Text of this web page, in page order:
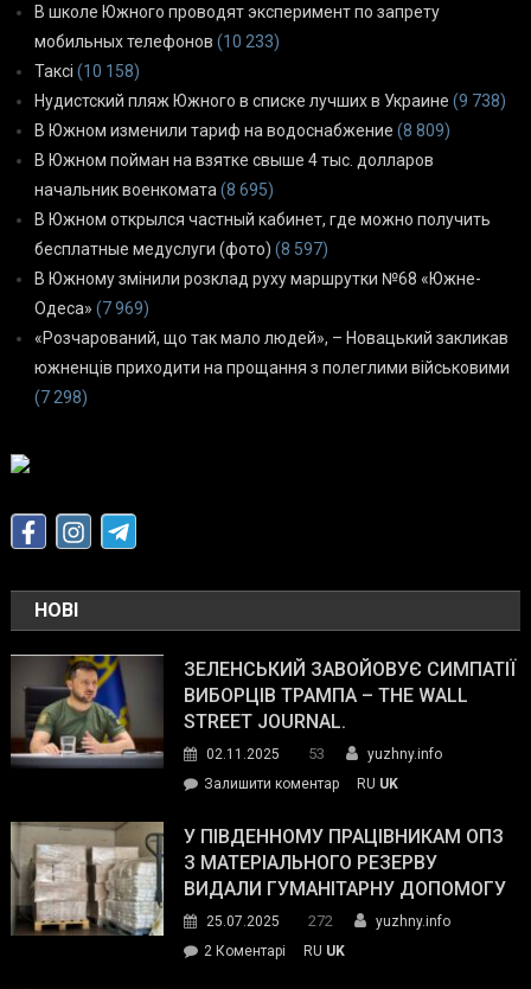
В школе Южного проводят эксперимент по запрету
мобильных телефонов (10 233)
Таксі (10 158)
Нудистский пляж Южного в списке лучших в Украине (9 738)
В Южном изменили тариф на водоснабжение (8 809)
В Южном пойман на взятке свыше 4 тыс. долларов
начальник военкомата (8 695)
В Южном открылся частный кабинет, где можно получить
бесплатные медуслуги (фото) (8 597)
В Южному змінили розклад руху маршрутки №68 «Южне-
Одеса» (7 969)
«Розчарований, що так мало людей», – Новацький закликав
южненців приходити на прощання з полеглими військовими
(7 298)
НОВІ
ЗЕЛЕНСЬКИЙ ЗАВОЙОВУЄ СИМПАТІЇ
ВИБОРЦІВ ТРАМПА – THE WALL
STREET JOURNAL.
02.11.2025 53
yuzhny.info
Залишити коментарon
завойовує
симпатії
виборців
The
RU UK
У ПІВДЕННОМУ ПРАЦІВНИКАМ ОПЗ
З МАТЕРІАЛЬНОГО РЕЗЕРВУ
ВИДАЛИ ГУМАНІТАРНУ ДОПОМОГУ
25.07.2025 272
yuzhny.info
2 Коментарі
RU UK